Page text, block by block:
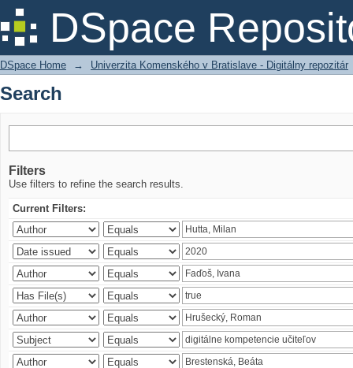
DSpace
Search
DSpace Home → Univerzita Komenského v Bratislave - Digitálny repozitár
Search
Filters
Use filters to refine the search results.
Current Filters: